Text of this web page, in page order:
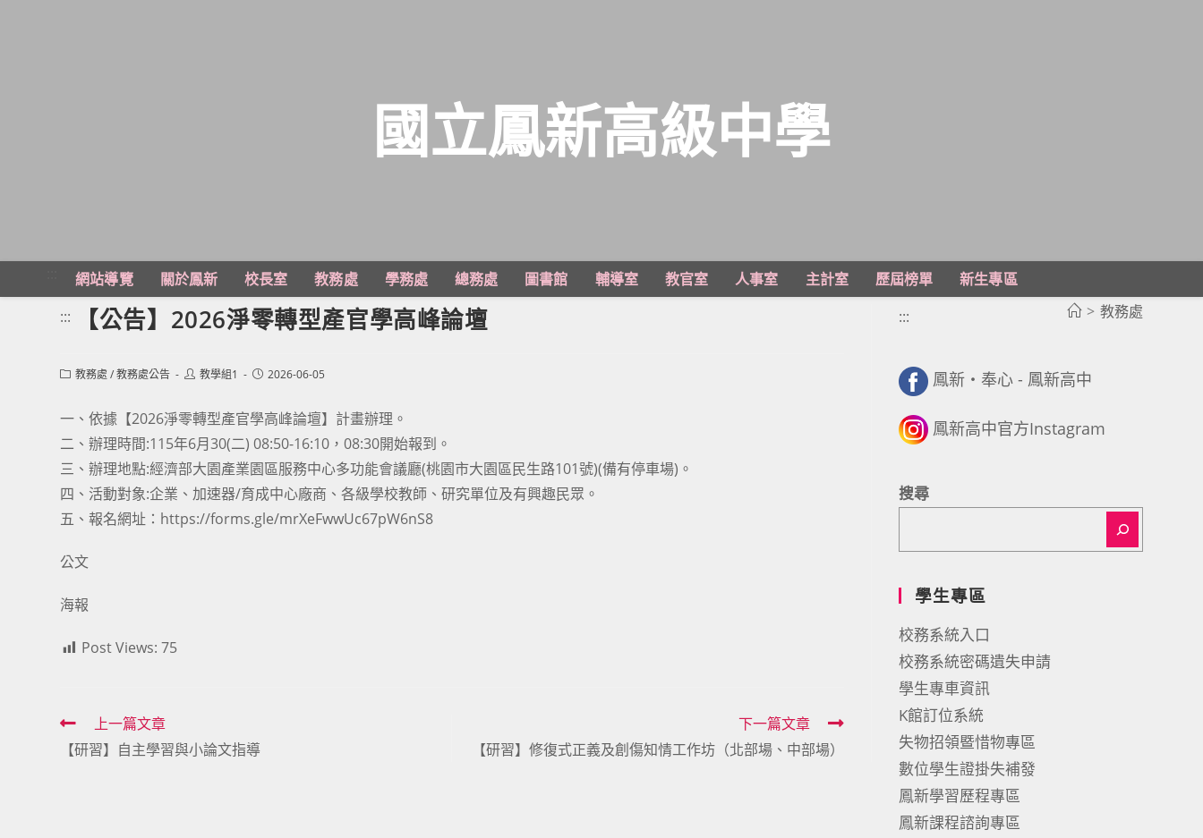
主
國立鳳新高級中學
網站導覽 關於鳳新 校長室 教務處 學務處 總務處 圖書館 輔導室 教官室 人事室 主計室 歷屆榜單
新生專區
> 教務處
::: 【公告】2026淨零轉型產官學高峰論壇
Post教務處 /教務處公告
Post教學組1
Post2026-06-05
一、依據【2026淨零轉型產官學高峰論壇】計畫辦理。
二、辦理時間:115年6月30(二) 08:50-16:10，08:30開始報到。
三、辦理地點:經濟部大園產業園區服務中心多功能會議廳(桃園市大園區民生路101號)(備有停車場)。
四、活動對象:企業、加速器/育成中心廠商、各級學校教師、研究單位及有興趣民眾。
五、報名網址：https://forms.gle/mrXeFwwUc67pW6nS8
公文
海報
Post Views: 75
Read
more
上一篇文章
【研習】自主學習與小論文指導
下一篇文章
【研習】修復式正義及創傷知情工作坊（北部場、中部場）
:::
鳳新・奉心 - 鳳新高中
鳳新高中官方Instagram
搜尋
學生專區
校務系統入口
校務系統密碼遺失申請
學生專車資訊
K館訂位系統
失物招領暨惜物專區
數位學生證掛失補發
鳳新學習歷程專區
鳳新課程諮詢專區